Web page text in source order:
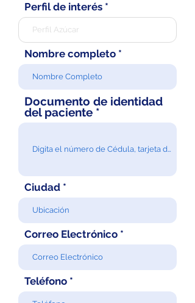
Perfil de interés
Nombre completo
Documento de identidad
del paciente
Ciudad
Correo Electrónico
Teléfono